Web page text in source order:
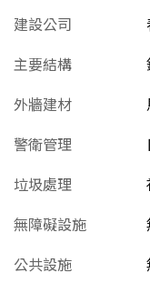
建設公司
主要結構
外牆建材
警衛管理
垃圾處理
無障礙設施
公共設施